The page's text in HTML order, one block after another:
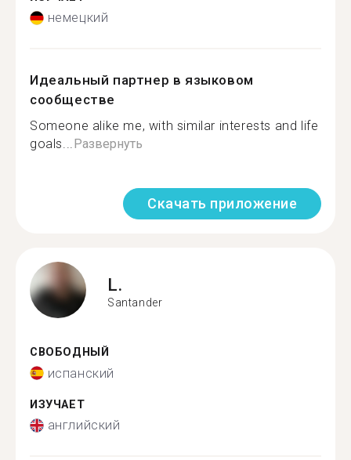
немецкий
Идеальный партнер в языковом
сообществе
Someone alike me, with similar interests and life
goals...Развернуть
Скачать приложение
L.
Santander
СВОБОДНЫЙ
испанский
ИЗУЧАЕТ
английский